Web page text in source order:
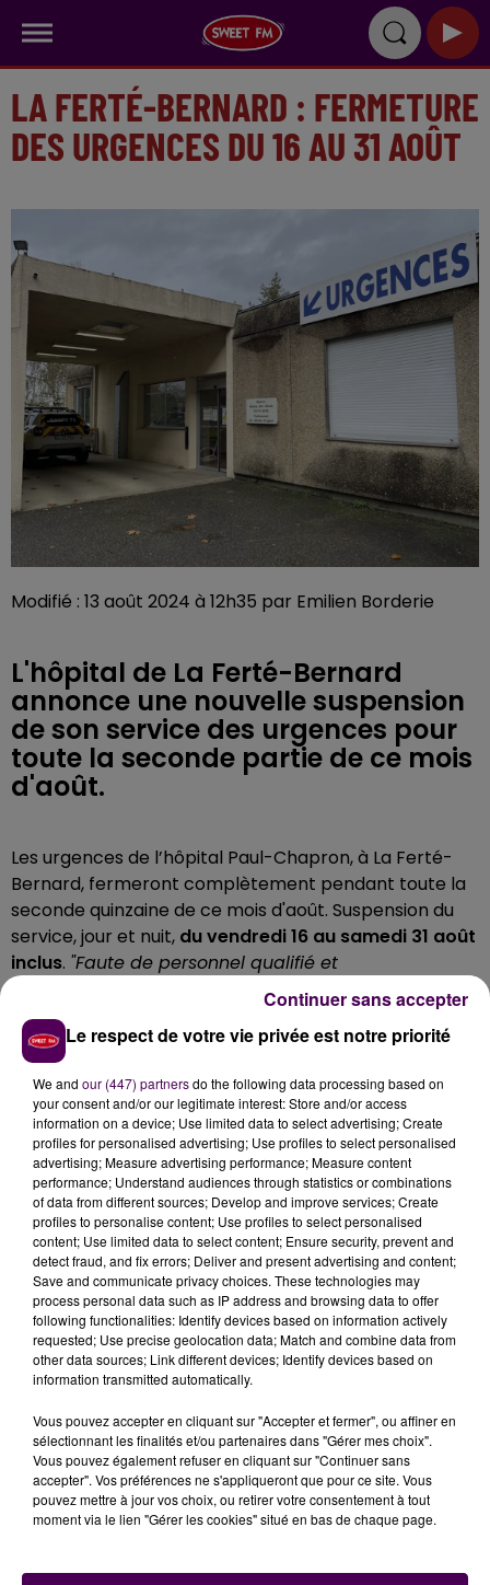
LA FERTÉ-BERNARD : FERMETURE
DES URGENCES DU 16 AU 31 AOÛT
Modifié : 13 août 2024 à 12h35 par Emilien Borderie
L'hôpital de La Ferté-Bernard
annonce une nouvelle suspension
de son service des urgences pour
toute la seconde partie de ce mois
d'août.
Les urgences de l’hôpital Paul-Chapron, à La Ferté-
Bernard, fermeront complètement pendant toute la
seconde quinzaine de ce mois d'août. Suspension du
service, jour et nuit, du vendredi 16 au samedi 31 août
inclus. "Faute de personnel qualifié et
fait-on savoir, tout en précisant qu'un aide
soignant et une infirmière assureront néanmoins une
permanence afin d'orienter d'éventuelles personnes
qui viendraient à se présenter,
mieux adaptée".
À LA UNE
7 août 2026
Gagnez vos pass pour le V and B Fest' 2026 !
11 juillet 2026
Kids !
Le respect de votre vie privée est notre priorité
We and our (447) partnersdo the following data processing based on
your consent and/or our legitimate interest: Store and/or access
information on a device; Use limited data to select advertising; Create
profiles for personalised advertising; Use profiles to select personalised
advertising; Measure advertising performance; Measure content
performance; Understand audiences through statistics or combinations
of data from different sources; Develop and improve services; Create
profiles to personalise content; Use profiles to select personalised
content; Use limited data to select content; Ensure security, prevent and
detect fraud, and fix errors; Deliver and present advertising and content;
Save and communicate privacy choices. These technologies may
process personal data such as IP address and browsing data to offer
following functionalities: Identify devices based on information actively
requested; Use precise geolocation data; Match and combine data from
other data sources; Link different devices; Identify devices based on
information transmitted automatically.
Vous pouvez accepter en cliquant sur "Accepter et fermer", ou affiner en
sélectionnant les finalités et/ou partenaires dans "Gérer mes choix".
Vous pouvez également refuser en cliquant sur "Continuer sans
accepter". Vos préférences ne s'appliqueront que pour ce site. Vous
pouvez mettre à jour vos choix, ou retirer votre consentement à tout
moment via le lien "Gérer les cookies" situé en bas de chaque page.
Continuer sans accepter